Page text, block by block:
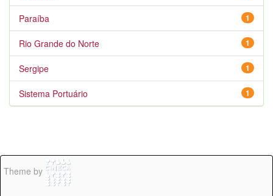
1
Paraíba
1
Rio Grande do Norte
1
Sergipe
1
Sistema Portuário
Theme by